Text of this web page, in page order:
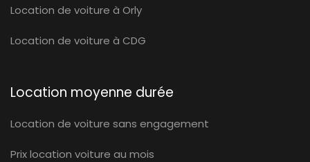
Location de voiture à Orly
Location de voiture à CDG
Location moyenne durée
Location de voiture sans engagement
Prix location voiture au mois